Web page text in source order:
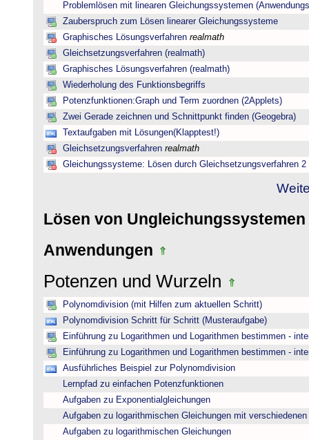
Problemlösen mit linearen Gleichungssystemen
Zauberspruch zum Lösen linearer Gleichungssysteme
Graphisches Lösungsverfahren realmath
Gleichsetzungsverfahren (realmath)
Graphisches Lösungsverfahren (realmath)
Wiederholung des Funktionsbegriffs
Potenzfunktionen:Graph und Term zuordnen (2Applets)
Zwei Gerade zeichnen und Schnittpunkt finden (Geogebra)
Textaufgaben mit Lösungen(Klapptest!)
Gleichsetzungsverfahren realmath
Gleichungssysteme: Lösen durch Gleichsetzungsverfahren 2
Lösen von Ungleichungssystemen
Anwendungen
Potenzen und Wurzeln
Polynomdivision (mit Hilfen zum aktuellen Schritt)
Polynomdivision Schritt für Schritt (Musteraufgabe)
Einführung zu Logarithmen und Logarithmen bestimmen -
Einführung zu Logarithmen und Logarithmen bestimmen -
Ausführliches Beispiel zur Polynomdivision
Lernpfad zu einfachen Potenzfunktionen
Aufgaben zu Exponentialgleichungen
Aufgaben zu logarithmischen Gleichungen mit verschiedenen
Aufgaben zu logarithmischen Gleichungen